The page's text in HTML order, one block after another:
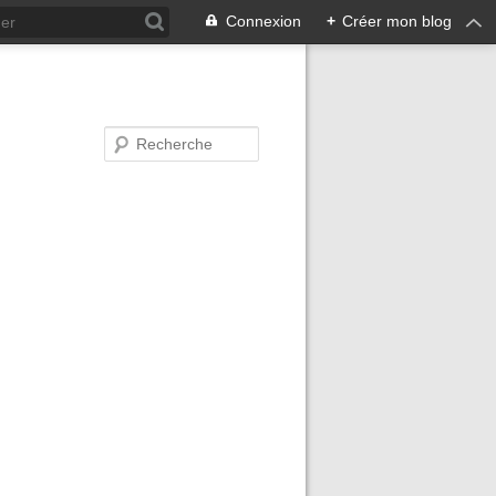
Connexion + Créer mon blog